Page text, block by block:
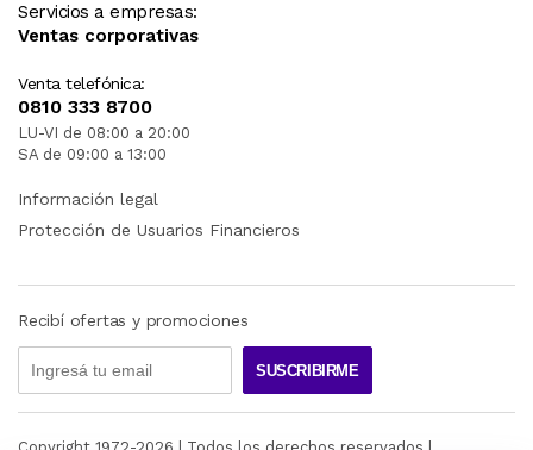
Servicios a empresas:
Ventas corporativas
Venta telefónica:
0810 333 8700
LU-VI de 08:00 a 20:00
SA de 09:00 a 13:00
Información legal
Protección de Usuarios Financieros
Recibí ofertas y promociones
SUSCRIBIRME